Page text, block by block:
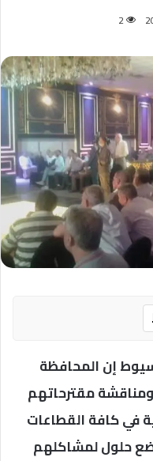
2
إن المحافظة
مقترحاتهم
في كافة القطاعات
حلول لمشاكلهم